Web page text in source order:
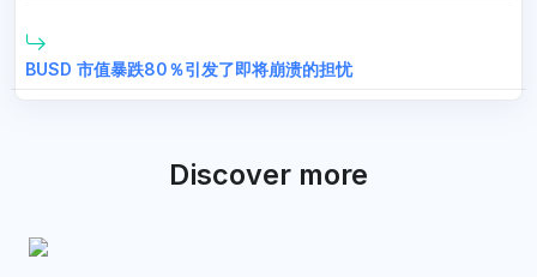
BUSD 市值暴跌80％引发了即将崩溃的担忧
Discover more